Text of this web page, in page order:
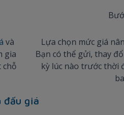
và
gia
chỗ
Lựa chọn mức giá
Bạn có thể gửi, thay
kỳ lúc nào trước thời
đấu giá